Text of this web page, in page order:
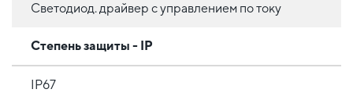
Светодиод. драйвер с управлением по току
Степень защиты - IP
IP67